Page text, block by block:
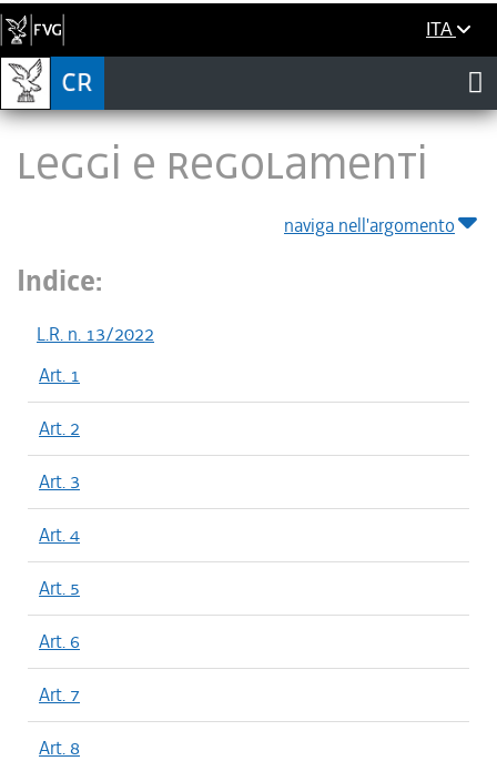
ITA
LEGGI E REGOLAMENTI
naviga nell'argomento
Indice:
L.R. n. 13/2022
Art. 1
Art. 2
Art. 3
Art. 4
Art. 5
Art. 6
Art. 7
Art. 8